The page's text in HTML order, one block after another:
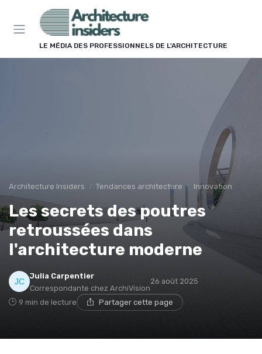
LE MÉDIA DES PROFESSIONNELS DE L'ARCHITECTURE
Architecture Insiders Tendances architecture Innovation
Les secrets des poutres
retroussées dans
l'architecture moderne
Julia Carpentier
Correspondante chez ArchiVision
26 août 2025
9 min de lecture Partager cette page
Panneau de gestion des cookies